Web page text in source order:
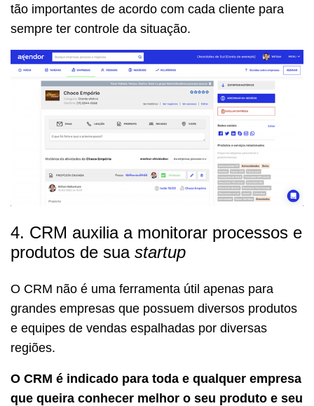
tão importantes de acordo com cada cliente para
sempre ter controle da situação.
4. CRM auxilia a monitorar processos e
produtos de sua startup
O CRM não é uma ferramenta útil apenas para
grandes empresas que possuem diversos produtos
e equipes de vendas espalhadas por diversas
regiões.
O CRM é indicado para toda e qualquer empresa
que queira conhecer melhor o seu produto e seu